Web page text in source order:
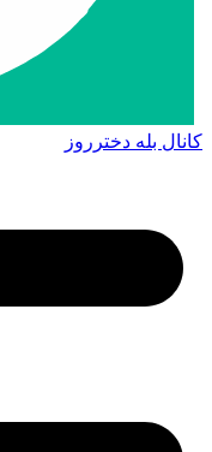
کانال بله دخترروز